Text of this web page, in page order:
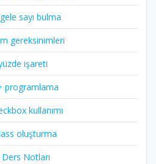
sayı bulma
gereksinimleri
işareti
programlama
kullanımı
oluşturma
Notları